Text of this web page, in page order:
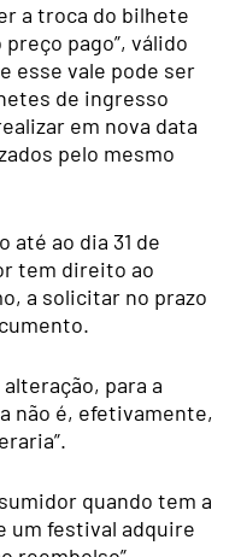
a troca do bilhete
pago”, válido
esse vale pode ser
de ingresso
em nova data
pelo mesmo
até ao dia 31 de
tem direito ao
a solicitar no prazo
para a
não é, efetivamente,
quando tem a
um festival adquire